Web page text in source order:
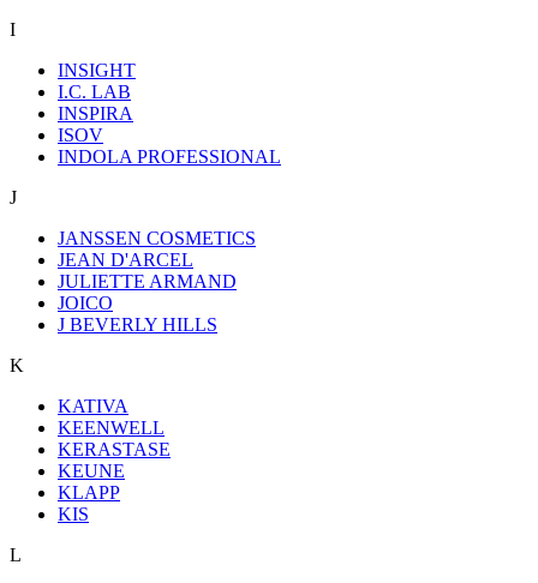
I
INSIGHT
I.C. LAB
INSPIRA
ISOV
INDOLA PROFESSIONAL
J
JANSSEN COSMETICS
JEAN D'ARCEL
JULIETTE ARMAND
JOICO
J BEVERLY HILLS
K
KATIVA
KEENWELL
KERASTASE
KEUNE
KLAPP
KIS
L